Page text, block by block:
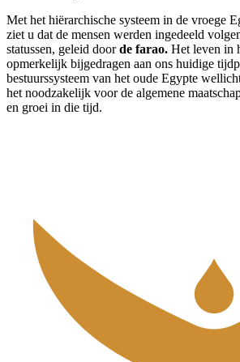
Met het hiërarchische systeem in de vroege
ziet u dat de mensen werden ingedeeld
statussen, geleid doorde farao. Het leven in
opmerkelijk bijgedragen aan ons huidige
bestuurssysteem van het oude Egypte
het noodzakelijk voor de algemene
en groei in die tijd.